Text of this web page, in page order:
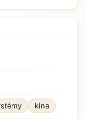
kina